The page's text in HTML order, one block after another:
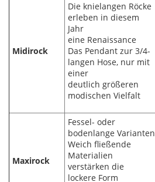
Midirock
Die knielangen Röcke
erleben in diesem
Jahr
eine Renaissance
Das Pendant zur 3/4-
langen Hose, nur mit
einer
deutlich größeren
modischen Vielfalt
Maxirock
Fessel- oder
bodenlange Varianten
Weich fließende
Materialien
verstärken die
lockere Form